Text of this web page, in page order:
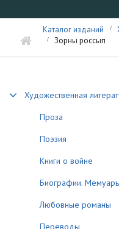
Каталог изданий
Зорны россып
Художественная
Проза
Поэзия
Книги о войне
Биографии.
Любовные романы
Переводы